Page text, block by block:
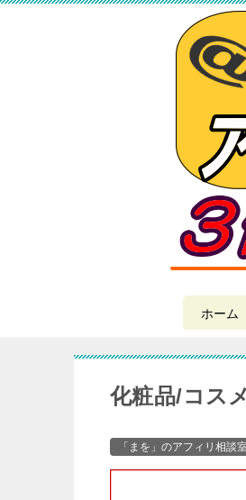
ホーム
化粧品/コス
「まを」のアフィリ相談